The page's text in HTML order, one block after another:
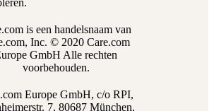
is een handelsnaam van
Inc. © 2020 Care.com
GmbH Alle rechten
voorbehouden.
Europe GmbH, c/o RPI,
7, 80687 München,